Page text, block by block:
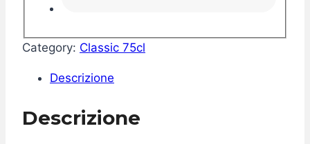
Category: Classic 75cl
Descrizione
Descrizione